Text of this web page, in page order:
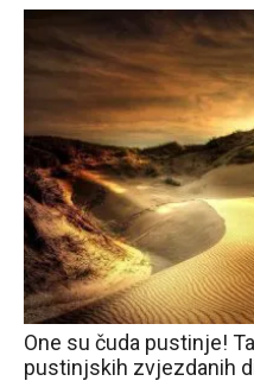
One su čuda pustinje!
pustinjskih zvjezdanih